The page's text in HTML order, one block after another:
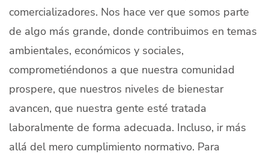
comercializadores. Nos hace ver que somos parte
de algo más grande, donde contribuimos en temas
ambientales, económicos y sociales,
comprometiéndonos a que nuestra comunidad
prospere, que nuestros niveles de bienestar
avancen, que nuestra gente esté tratada
laboralmente de forma adecuada. Incluso, ir más
allá del mero cumplimiento normativo. Para